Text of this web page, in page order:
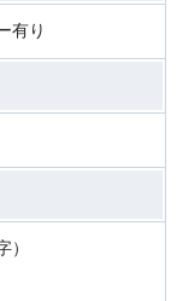
有り
）